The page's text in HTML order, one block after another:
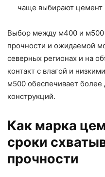
чаще выбирают цемент
Выбор между м400 и м500
прочности и ожидаемой
северных регионах и на
контакт с влагой и
м500 обеспечивает
конструкций.
Как марка
сроки
прочности